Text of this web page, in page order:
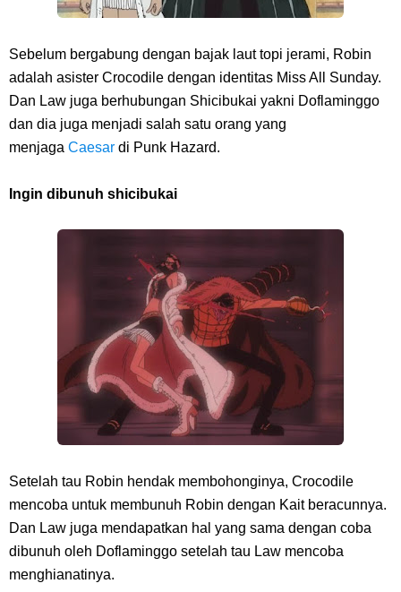
Sebelum bergabung dengan bajak laut topi jerami, Robin
adalah asister Crocodile dengan identitas Miss All Sunday.
Dan Law juga berhubungan Shicibukai yakni Doflaminggo
dan dia juga menjadi salah satu orang yang
menjaga Caesar di Punk Hazard.
Ingin dibunuh shicibukai
Setelah tau Robin hendak membohonginya, Crocodile
mencoba untuk membunuh Robin dengan Kait beracunnya.
Dan Law juga mendapatkan hal yang sama dengan coba
dibunuh oleh Doflaminggo setelah tau Law mencoba
menghianatinya.